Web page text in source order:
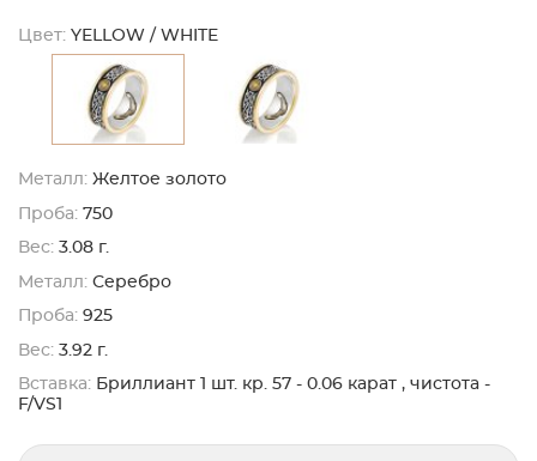
Цвет: YELLOW / WHITE
Металл: Желтое золото
Проба: 750
Вес: 3.08 г.
Металл: Серебро
Проба: 925
Вес: 3.92 г.
Вставка: Бриллиант 1 шт. кр. 57 - 0.06 карат , чистота -
F/VS1